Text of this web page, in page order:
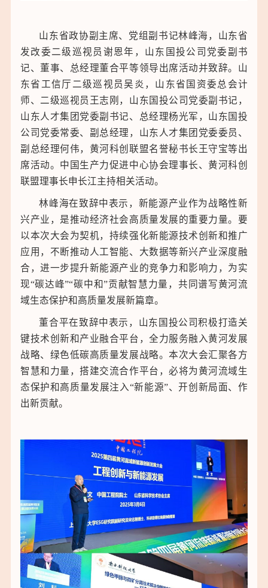
山东省政协副主席、党组副书记林峰海，山东省
发改委二级巡视员谢恩年，山东国投公司党委副书
记、董事、总经理董合平等领导出席活动并致辞。山
东省工信厅二级巡视员吴炎，山东省国资委总会计
师、二级巡视员王志刚，山东国投公司党委副书记，
山东人才集团党委副书记、总经理杨光军，山东国投
公司党委常委、副总经理，山东人才集团党委委员、
副总经理何伟，黄河科创联盟名誉秘书长王守宝等出
席活动。中国生产力促进中心协会理事长、黄河科创
联盟理事长申长江主持相关活动。
林峰海在致辞中表示，新能源产业作为战略性新
兴产业，是推动经济社会高质量发展的重要力量。要
以本次大会为契机，持续强化新能源技术创新和推广
应用，不断推动人工智能、大数据等新兴产业深度融
合，进一步提升新能源产业的竞争力和影响力，为实
现“碳达峰”“碳中和”贡献智慧力量，共同谱写黄河流
域生态保护和高质量发展新篇章。
董合平在致辞中表示，山东国投公司积极打造关
键技术创新和产业融合平台，全力服务融入黄河发展
战略、绿色低碳高质量发展战略。本次大会汇聚各方
智慧和力量，搭建交流合作平台，必将为黄河流域生
态保护和高质量发展注入“新能源”、开创新局面、作
出新贡献。